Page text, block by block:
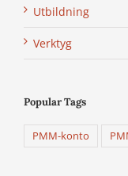
Utbildning
Verktyg
Popular Tags
PMM-konto